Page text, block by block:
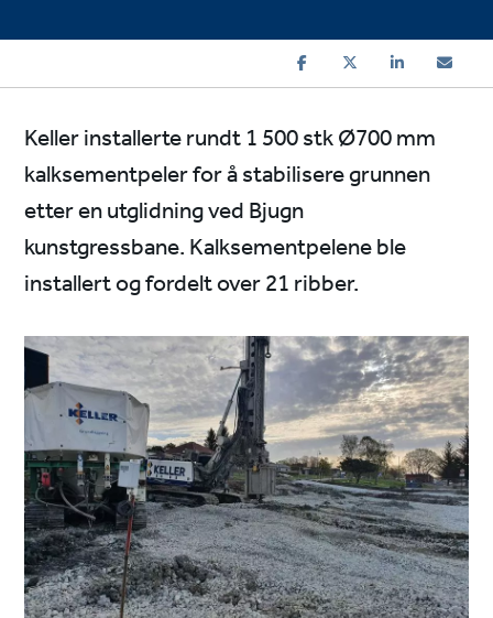
Keller installerte rundt 1 500 stk Ø700 mm
kalksementpeler for å stabilisere grunnen
etter en utglidning ved Bjugn
kunstgressbane. Kalksementpelene ble
installert og fordelt over 21 ribber.